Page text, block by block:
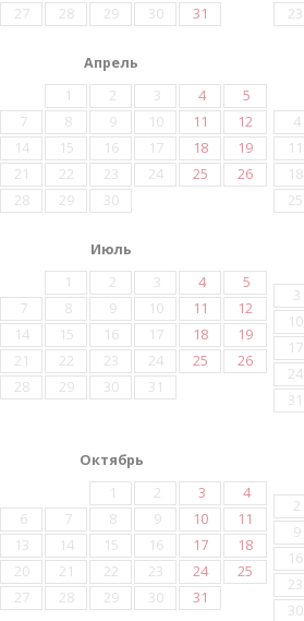
27 28 29 30 31
23
Апрель
1
2 3 4
5
7 8 9 10 11
12
14 15 16 17 18
19
21 22 23 24 25
26
28 29 30
4
11
18
25
Июль
1
2 3 4
5
7 8 9 10 11
12
14 15 16 17 18
19
21 22 23 24 25
26
28 29 30 31
3
10
17
24
31
Октябрь
1
2 3
4
6 7 8 9 10
11
13 14 15 16 17
18
20 21 22 23 24
25
27 28 29 30 31
2
9
16
23
30